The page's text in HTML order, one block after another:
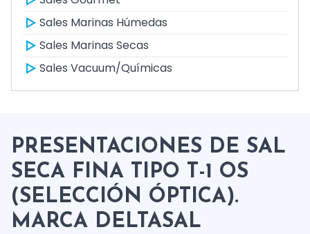
Sales Marinas Húmedas
Sales Marinas Secas
Sales Vacuum/Químicas
PRESENTACIONES DE SAL
SECA FINA TIPO T-1 OS
(SELECCIÓN ÓPTICA).
MARCA DELTASAL